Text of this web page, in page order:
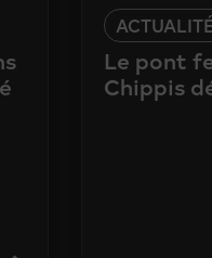
Le pont
Chippis